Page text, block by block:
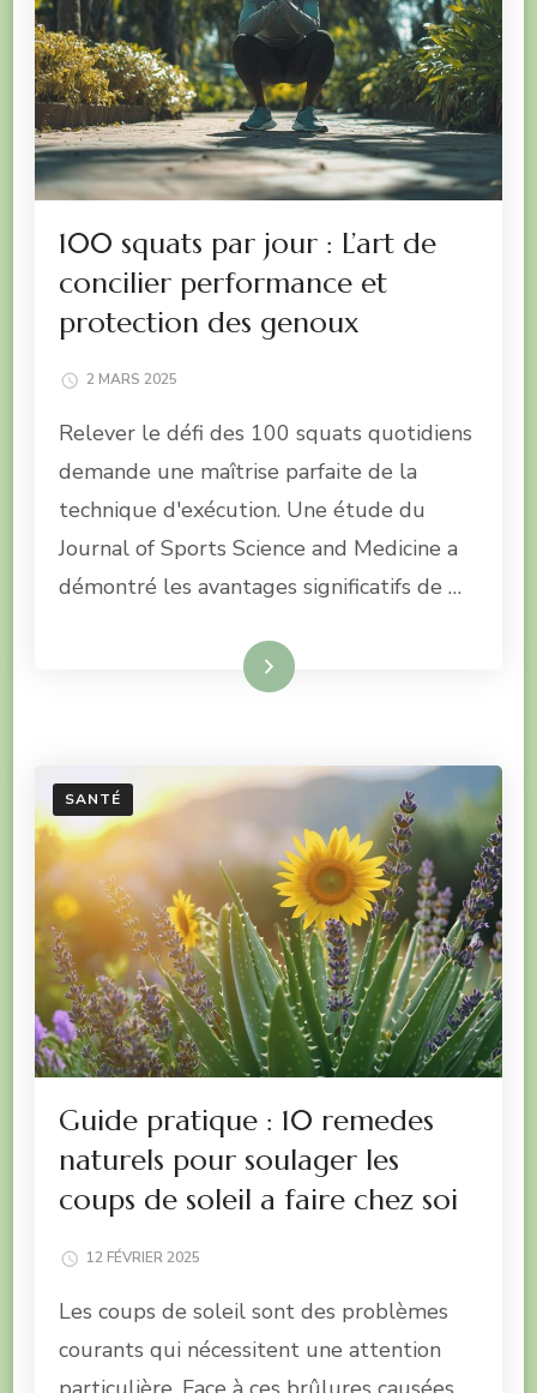
100 squats par jour : L’art de
concilier performance et
protection des genoux
2 MARS 2025
Relever le défi des 100 squats quotidiens
demande une maîtrise parfaite de la
technique d'exécution. Une étude du
Journal of Sports Science and Medicine a
démontré les avantages significatifs de …
Lire la suite
SANTÉ
Guide pratique : 10 remedes
naturels pour soulager les
coups de soleil a faire chez soi
12 FÉVRIER 2025
Les coups de soleil sont des problèmes
courants qui nécessitent une attention